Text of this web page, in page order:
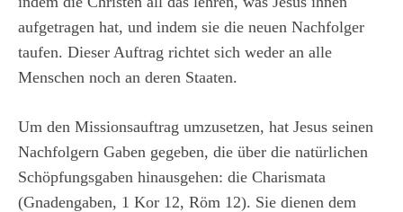
aufgetragen hat, und indem sie die neuen Nachfolger
taufen. Dieser Auftrag richtet sich weder an alle
Menschen noch an deren Staaten.
Um den Missionsauftrag umzusetzen, hat Jesus seinen
Nachfolgern Gaben gegeben, die über die natürlichen
Schöpfungsgaben hinausgehen: die Charismata
(Gnadengaben, 1 Kor 12, Röm 12). Sie dienen dem